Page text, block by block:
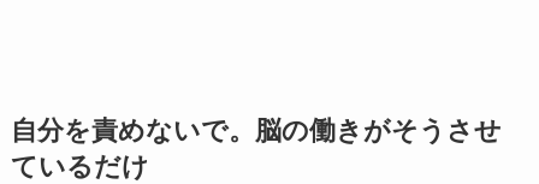
自分を責めないで。脳の働きがそうさせ
ているだけ